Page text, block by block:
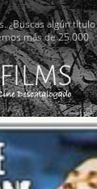
¿Buscas algún título
más de 25.000